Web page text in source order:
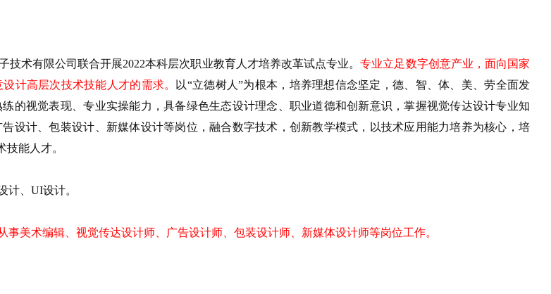
技术有限公司联合开展2022本科层次职业教育人才培养改革试点专业。专业立足数字创意产业， 面向 国家
设计高层次技术技能人才的需求。 以“立德树人”为根本，培养理想信念坚定，德、智、体、美、劳全面发
的视觉表现、专业实操能力，具备绿色生态设计理念、职业道德和创新意识，掌握视觉传达设计专业知
设计、包装设计、新媒体设计等岗位，融合数字技术，创新教学模式，以技术应用能力培养为核心，培
技能人才。
计、 UI设计。
事美术编辑、视觉传达设计师、广告设计师、包装设计师、新媒体设计师等岗位工作。